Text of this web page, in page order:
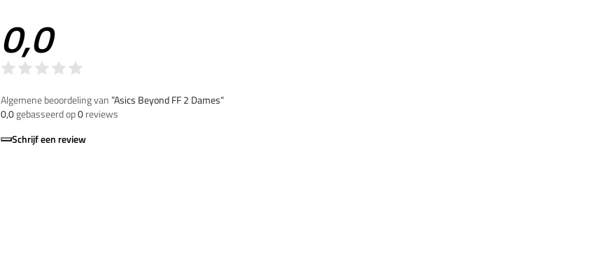
0,0
Algemene beoordeling van”Asics Beyond FF 2 Dames“
0,0gebasseerd op0reviews
Schrijf een review